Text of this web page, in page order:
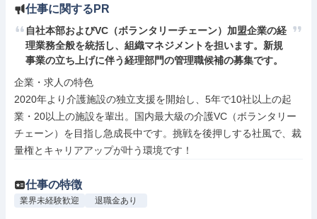
仕事に関するPR
自社本部およびVC（ボランタリーチェーン）加盟企業の経
理業務全般を統括し、組織マネジメントを担います。新規
事業の立ち上げに伴う経理部門の管理職候補の募集です。
企業・求人の特色
2020年より介護施設の独立支援を開始し、5年で10社以上の起
業・20以上の施設を輩出。国内最大級の介護VC（ボランタリー
チェーン）を目指し急成長中です。挑戦を後押しする社風で、裁
量権とキャリアアップが叶う環境です！
仕事の特徴
業界未経験歓迎 退職金あり